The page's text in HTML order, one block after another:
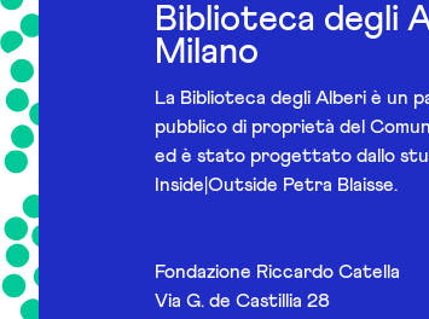
Biblioteca degli
Milano
La Biblioteca degli Alberi è un
pubblico di proprietà del
ed è stato progettato dallo
Inside|Outside Petra Blaisse.
Fondazione Riccardo Catella
Via G. de Castillia 28